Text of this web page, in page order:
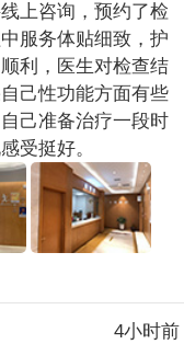
上咨询，预约了检
服务体贴细致，护
利，医生对检查结
己性功能方面有些
己准备治疗一段时
受挺好。
4小时前